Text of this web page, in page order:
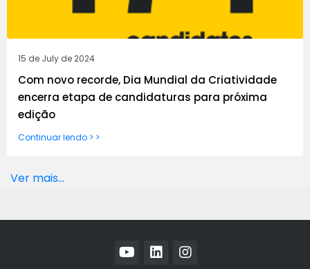
15 de July de 2024
Com novo recorde, Dia Mundial da Criatividade
encerra etapa de candidaturas para próxima
edição
Continuar lendo > >
Ver mais...